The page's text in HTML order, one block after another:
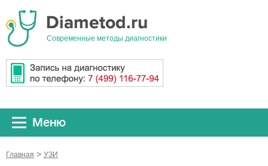
Cовременные методы диагностики
Меню
Главная УЗИ